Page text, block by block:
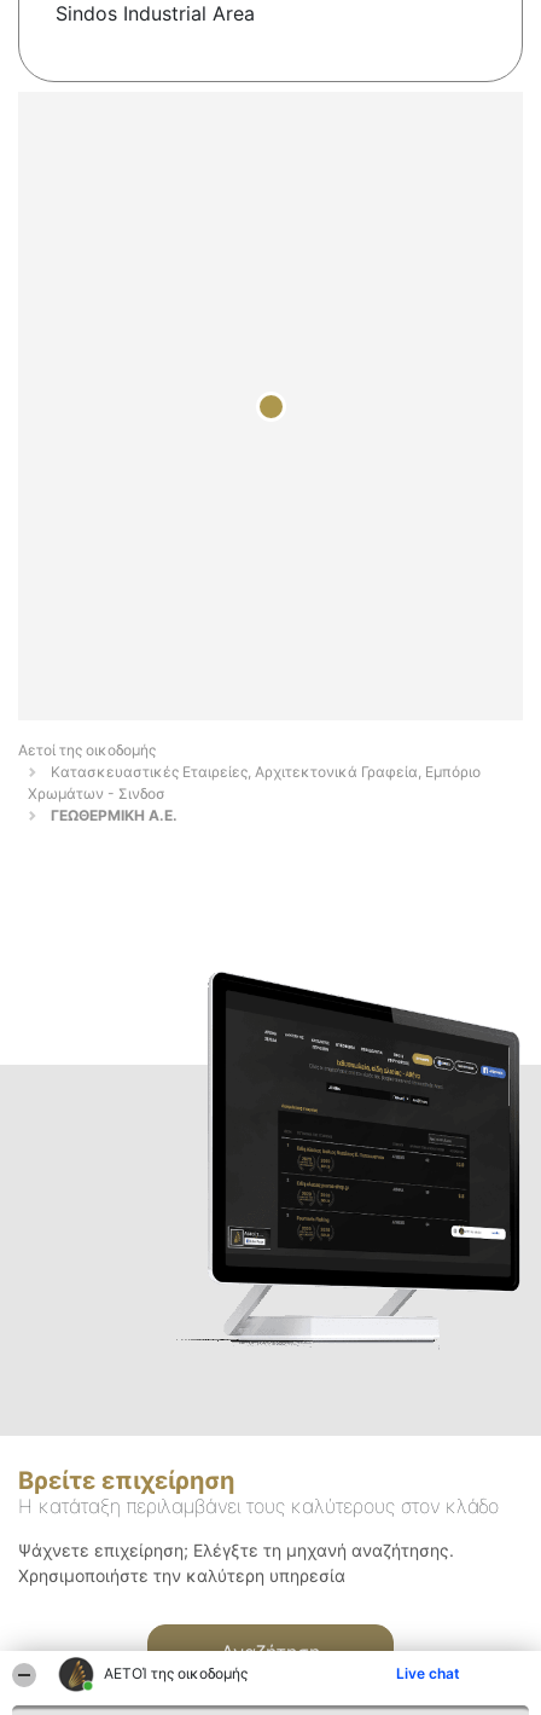
ΑΕΤΟΊ της οικοδομής Live chat
Sindos Industrial Area
Αετοί της οικοδομής
Κατασκευαστικές Εταιρείες, Αρχιτεκτονικά Γραφεία, Εμπόριο
Χρωμάτων - Σινδοσ
ΓΕΩΘΕΡΜΙΚΗ Α.Ε.
Βρείτε επιχείρηση
Η κατάταξη περιλαμβάνει τους καλύτερους στον κλάδο
Ψάχνετε επιχείρηση; Ελέγξτε τη μηχανή αναζήτησης.
Χρησιμοποιήστε την καλύτερη υπηρεσία
Αναζήτηση